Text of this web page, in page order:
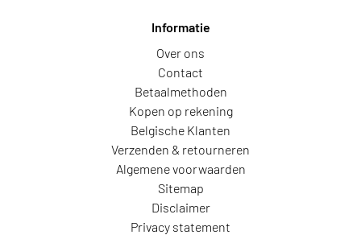
Informatie
Over ons
Contact
Betaalmethoden
Kopen op rekening
Belgische Klanten
Verzenden & retourneren
Algemene voorwaarden
Sitemap
Disclaimer
Privacy statement